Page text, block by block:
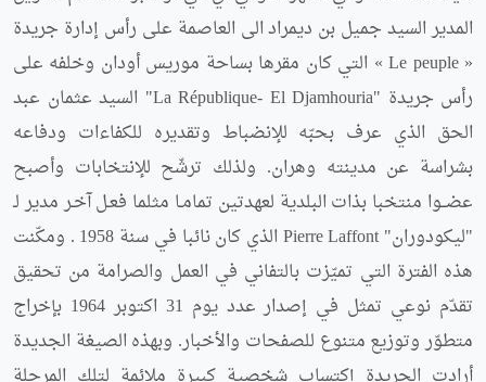
المدير السيد جميل بن ديمراد الى العاصمة على رأس إدارة جريدة
« Le peuple » التي كان مقرها بساحة موريس أودان وخلفه على
رأس جريدة "La République- El Djamhouria" السيد عثمان عبد
الحق الذي عرف بحبّه للإنضباط وتقديره للكفاءات ودفاعه
بشراسة عن مدينته وهران. ولذلك ترشّح للإنتخابات وأصبح
عضــوا منتخبا بذات البلدية لعهدتين تمامـا مثلما فعـل آخـر مدير لـ
"ليكودوران" Pierre Laffont الذي كان نائبا في سنة 1958 . ومكّنت
هذه الفترة التي تميّزت بالتفاني في العمل والصرامة من تحقيق
تقدّم نوعي تمثل في إصدار عدد يوم 31 اكتوبر 1964 بإخراج
متطوّر وتوزيع متنوع للصفحات والأخبار. وبهذه الصيغة الجديدة